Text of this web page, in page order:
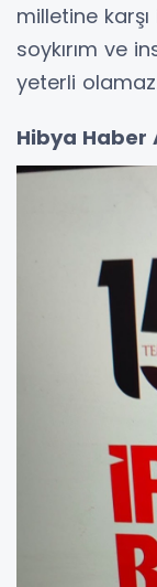
milletine
soykırım ve
yeterli
Hibya Haber